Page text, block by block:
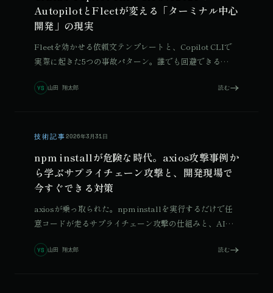
AutopilotとFleetが変える「ターミナル中心
開発」の現実
Fleetを効かせる依頼文テンプレートと、Copilot CLIで
実際に起きた5つの事故パターン。誰でも回避できる
YS 山田 翔太郎 読む
技術記事2026年3月31日
npm installが危険な時代。axios攻撃事例か
ら学ぶサプライチェーン攻撃と、開発現場で
今すぐできる対策
axiosが乗っ取られた。npm installを実行するだけで任
意コードが走るサプライチェーン攻撃の仕組みと、AI駆
YS 山田 翔太郎 読む